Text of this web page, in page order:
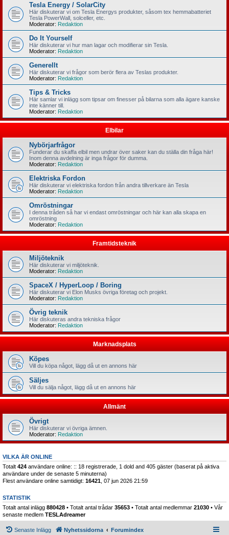
Tesla Energy / SolarCity
Här diskuterar vi om Tesla Energys produkter, såsom tex hemmabatteriet
Tesla PowerWall, solceller, etc.
Moderator: Redaktion
Do It Yourself
Här diskuterar vi hur man lagar och modifierar sin Tesla.
Moderator: Redaktion
Generellt
Här diskuterar vi frågor som berör flera av Teslas produkter.
Moderator: Redaktion
Tips & Tricks
Här samlar vi inlägg som tipsar om finesser på bilarna som alla ägare kanske
inte känner till.
Moderator: Redaktion
Elbilar
Nybörjarfrågor
Funderar du skaffa elbil men undrar över saker kan du ställa din fråga här!
Inom denna avdelning är inga frågor för dumma.
Moderator: Redaktion
Elektriska Fordon
Här diskuterar vi elektriska fordon från andra tillverkare än Tesla
Moderator: Redaktion
Omröstningar
I denna tråden så har vi endast omröstningar och här kan alla skapa en
omröstning
Moderator: Redaktion
Framtidsteknik
Miljöteknik
Här diskuterar vi miljöteknik.
Moderator: Redaktion
SpaceX / HyperLoop / Boring
Här diskuterar vi Elon Musks övriga företag och projekt.
Moderator: Redaktion
Övrig teknik
Här diskuteras andra tekniska frågor
Moderator: Redaktion
Marknadsplats
Köpes
Vill du köpa något, lägg då ut en annons här
Säljes
Vill du sälja något, lägg då ut en annons här
Allmänt
Övrigt
Här diskuterar vi övriga ämnen.
Moderator: Redaktion
VILKA ÄR ONLINE
Totalt 424 användare online: :: 18 registrerade, 1 dold and 405 gäster (baserat på aktiva
användare under de senaste 5 minuterna)
Flest användare online samtidigt: 16421 , 07 jun 2026 21:59
STATISTIK
Totalt antal inlägg 880428 • Totalt antal trådar 35653 • Totalt antal medlemmar 21030 • Vår
senaste medlem TESLAdreamer
Senaste Inlägg Nyhetssidorna Forumindex